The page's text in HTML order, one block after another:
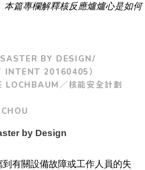
本篇專欄解釋核反應爐爐心是如何
BY DESIGN/
INTENT 20160405）
LOCHBAUM／核能安全計劃
by Design
有關設備故障或工作人員的失